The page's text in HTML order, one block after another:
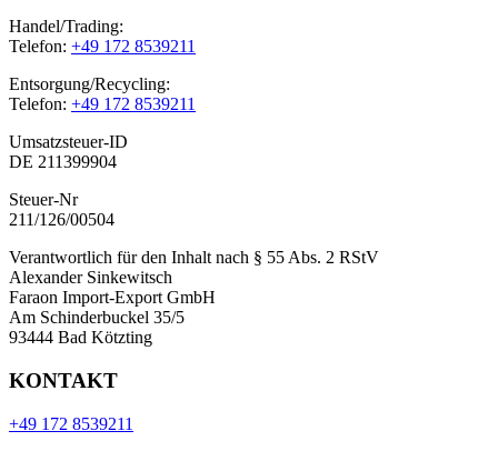
Handel/Trading:
Telefon: +49 172 8539211
Entsorgung/Recycling:
Telefon: +49 172 8539211
Umsatzsteuer-ID
DE 211399904
Steuer-Nr
211/126/00504
Verantwortlich für den Inhalt nach § 55 Abs. 2 RStV
Alexander Sinkewitsch
Faraon Import-Export GmbH
Am Schinderbuckel 35/5
93444 Bad Kötzting
KONTAKT
+49 172 8539211